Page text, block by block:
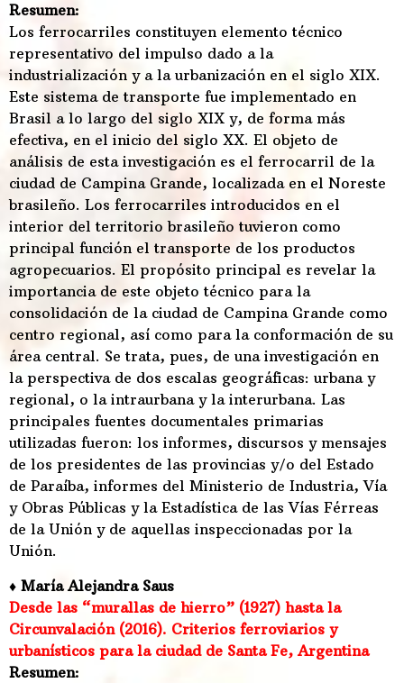
Resumen:
Los ferrocarriles constituyen elemento técnico
representativo del impulso dado a la
industrialización y a la urbanización en el siglo XIX.
Este sistema de transporte fue implementado en
Brasil a lo largo del siglo XIX y, de forma más
efectiva, en el inicio del siglo XX. El objeto de
análisis de esta investigación es el ferrocarril de la
ciudad de Campina Grande, localizada en el Noreste
brasileño. Los ferrocarriles introducidos en el
interior del territorio brasileño tuvieron como
principal función el transporte de los productos
agropecuarios. El propósito principal es revelar la
importancia de este objeto técnico para la
consolidación de la ciudad de Campina Grande como
centro regional, así como para la conformación de su
área central. Se trata, pues, de una investigación en
la perspectiva de dos escalas geográficas: urbana y
regional, o la intraurbana y la interurbana. Las
principales fuentes documentales primarias
utilizadas fueron: los informes, discursos y mensajes
de los presidentes de las provincias y/o del Estado
de Paraíba, informes del Ministerio de Industria, Vía
y Obras Públicas y la Estadística de las Vías Férreas
de la Unión y de aquellas inspeccionadas por la
Unión.
♦ María Alejandra Saus
Desde las “murallas de hierro” (1927) hasta la
Circunvalación (2016). Criterios ferroviarios y
urbanísticos para la ciudad de Santa Fe, Argentina
Resumen: